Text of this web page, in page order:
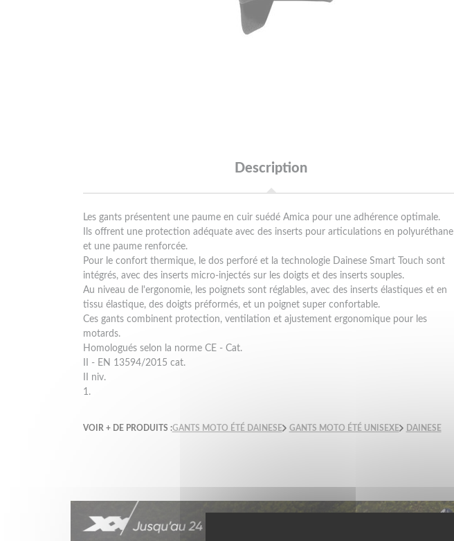
Description
Les gants présentent une paume en cuir suédé Amica pour une adhérence optimale.
Ils offrent une protection adéquate avec des inserts pour articulations en polyuréthane
et une paume renforcée.
Pour le confort thermique, le dos perforé et la technologie Dainese Smart Touch sont
intégrés, avec des inserts micro-injectés sur les doigts et des inserts souples.
Au niveau de l'ergonomie, les poignets sont réglables, avec des inserts élastiques et en
tissu élastique, des doigts préformés, et un poignet super confortable.
Ces gants combinent protection, ventilation et ajustement ergonomique pour les
motards.
Homologués selon la norme CE - Cat.
II - EN 13594/2015 cat.
II niv.
1.
VOIR + DE PRODUITS :GANTS MOTO ÉTÉ DAINESE GANTS MOTO ÉTÉ UNISEXE DAINESE